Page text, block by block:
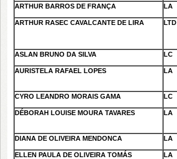
ARTHUR BARROS DE FRANÇA LA
ARTHUR RASEC CAVALCANTE DE LIRA LTD
ASLAN BRUNO DA SILVA LC
AURISTELA RAFAEL LOPES LA
CYRO LEANDRO MORAIS GAMA LC
DÉBORAH LOUISE MOURA TAVARES LA
DIANA DE OLIVEIRA MENDONCA LA
ELLEN PAULA DE OLIVEIRA TOMÁS LA